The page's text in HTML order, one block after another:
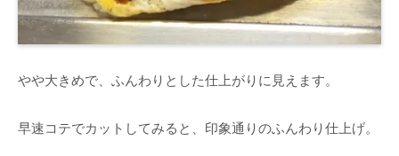
やや大きめで、ふんわりとした仕上がりに見えます。
早速コテでカットしてみると、印象通りのふんわり仕上げ。